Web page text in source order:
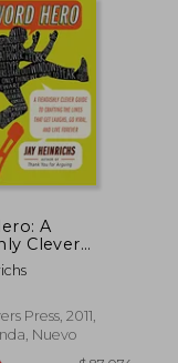
dcto.
A
Clever
Crafting the
get Laughs,
(en Inglés)
Press, 2011,
Nuevo